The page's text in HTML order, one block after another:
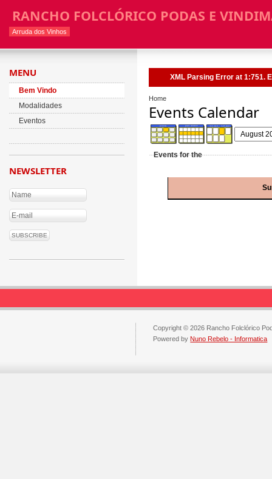
RANCHO FOLCLÓRICO PODAS E
Arruda dos Vinhos
XML Parsing Error at 1:751.
Home
Events Calendar
Events for the
MENU
Bem Vindo
Modalidades
Eventos
NEWSLETTER
Copyright © 2026 Rancho Folclórico
Powered byNuno Rebelo - Informatica